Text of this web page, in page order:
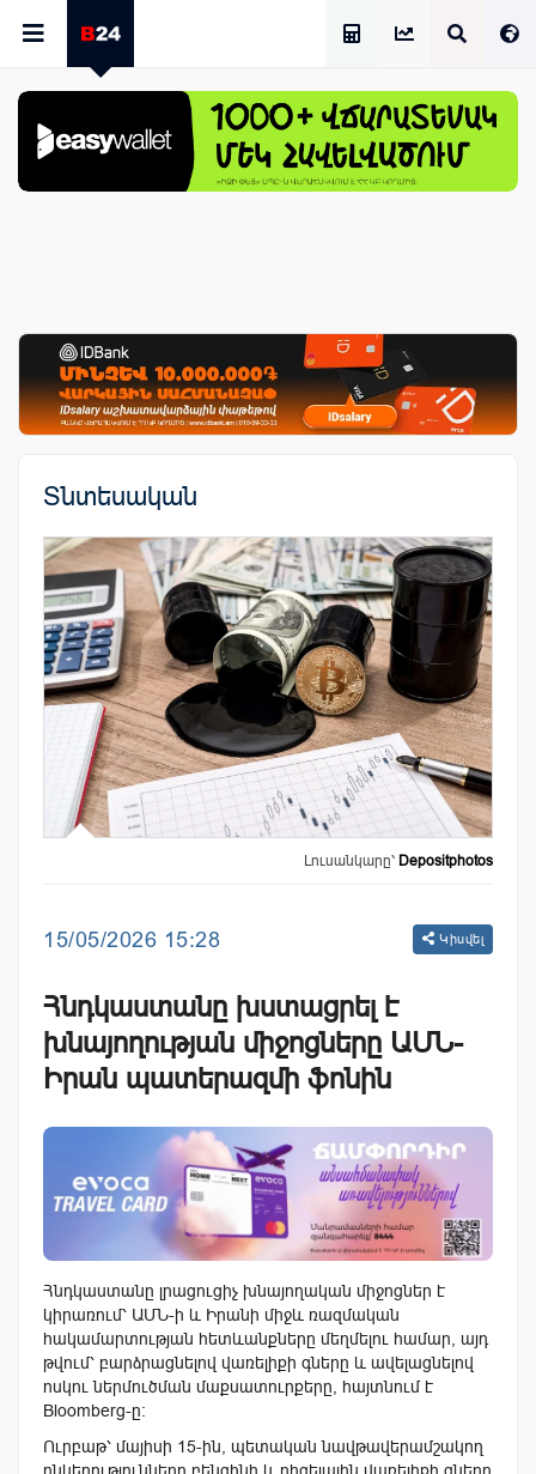
Տնտեսական
Լուսանկարը՝ Depositphotos
15/05/2026 15:28 Կիսվել
Հնդկաստանը խստացրել է
խնայողության միջոցները ԱՄՆ-
Իրան պատերազմի ֆոնին
Հնդկաստանը լրացուցիչ խնայողական միջոցներ է
կիրառում՝ ԱՄՆ-ի և Իրանի միջև ռազմական
հակամարտության հետևանքները մեղմելու համար, այդ
թվում՝ բարձրացնելով վառելիքի գները և ավելացնելով
ոսկու ներմուծման մաքսատուրքերը, հայտնում է
Bloomberg-ը։
Ուրբաթ՝ մայիսի 15-ին, պետական նավթավերամշակող